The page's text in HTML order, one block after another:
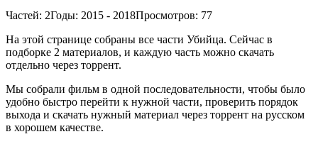
Частей: 2Годы: 2015 - 2018Просмотров: 77
На этой странице собраны все части Убийца. Сейчас в
подборке 2 материалов, и каждую часть можно скачать
отдельно через торрент.
Мы собрали фильм в одной последовательности, чтобы было
удобно быстро перейти к нужной части, проверить порядок
выхода и скачать нужный материал через торрент на русском
в хорошем качестве.